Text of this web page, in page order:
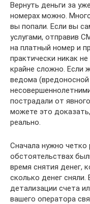
Вернуть деньги за
номерах можно.
вы попали. Если вы
услугами, отправив
на платный номер и
практически никак
крайне сложно. Если
ведома
пострадали от
можете это
реально.
Сначала нужно четко
обстоятельствах
время снятия денег,
сколько денег
детализации счета
вашего оператора